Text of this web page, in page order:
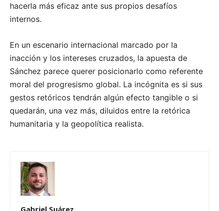
hacerla más eficaz ante sus propios desafíos
internos.
En un escenario internacional marcado por la
inacción y los intereses cruzados, la apuesta de
Sánchez parece querer posicionarlo como referente
moral del progresismo global. La incógnita es si sus
gestos retóricos tendrán algún efecto tangible o si
quedarán, una vez más, diluidos entre la retórica
humanitaria y la geopolítica realista.
Gabriel Suárez